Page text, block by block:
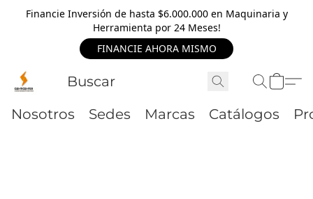
Financie Inversión de hasta $6.000.000 en Maquinaria y
Herramienta por 24 Meses!
FINANCIE AHORA MISMO
Nosotros Sedes Marcas Catálogos